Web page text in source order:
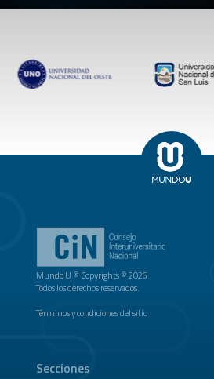
Mundo U ® Copyrights © 2026
Todos los derechos reservados.
Términos y condiciones del sitio
Secciones